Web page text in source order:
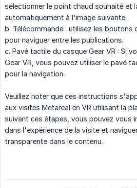
sélectionner le point chaud souhaité et
automatiquement à l'image suivante.
b. Télécommande : utilisez les boutons
pour naviguer entre les publications.
c. Pavé tactile du casque Gear VR : Si
Gear VR, vous pouvez utiliser le pavé
pour la navigation.
Veuillez noter que ces instructions
aux visites Metareal en VR utilisant la
suivant ces étapes, vous pouvez vous
dans l'expérience de la visite et
transparente dans le contenu.